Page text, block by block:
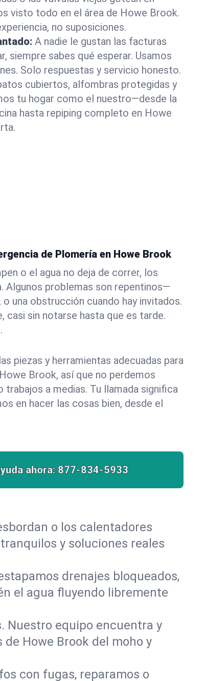
visto todo en el área de Howe Brook.
no suposiciones.
A nadie le gustan las facturas
siempre sabes qué esperar. Usamos
Solo respuestas y servicio honesto.
cubiertos, alfombras protegidas y
tu hogar como el nuestro—desde la
hasta repiping completo en Howe
de Plomería en Howe Brook
o el agua no deja de correr, los
Algunos problemas son repentinos—
o una obstrucción cuando hay invitados.
casi sin notarse hasta que es tarde.
piezas y herramientas adecuadas para
Brook, así que no perdemos
a medias. Tu llamada significa
en hacer las cosas bien, desde el
ahora: 877-834-5933
o los calentadores
y soluciones reales
drenajes bloqueados,
el agua fluyendo libremente
Nuestro equipo encuentra y
Howe Brook del moho y
con fugas, reparamos o